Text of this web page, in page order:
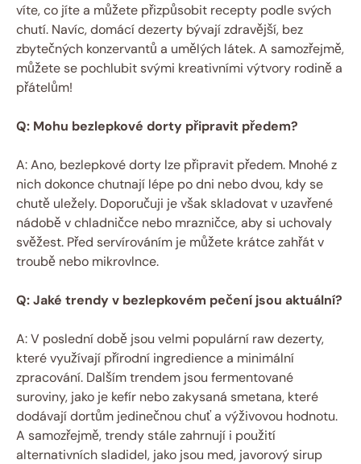
víte, co jíte a můžete přizpůsobit recepty podle svých
chutí. Navíc, domácí dezerty bývají zdravější, bez
zbytečných konzervantů a umělých látek. A samozřejmě,
můžete se pochlubit svými kreativními výtvory rodině a
přátelům!
Q: Mohu bezlepkové dorty připravit předem?
A: Ano, bezlepkové dorty lze připravit předem. Mnohé z
nich dokonce chutnají lépe po dni nebo dvou, kdy se
chutě uležely. Doporučuji je však skladovat v uzavřené
nádobě v chladničce nebo mrazničce, aby si uchovaly
svěžest. Před servírováním je můžete krátce zahřát v
troubě nebo mikrovlnce.
Q: Jaké trendy v bezlepkovém pečení jsou aktuální?
A: V poslední době jsou velmi populární raw dezerty,
které využívají přírodní ingredience a minimální
zpracování. Dalším trendem jsou fermentované
suroviny, jako je kefír nebo zakysaná smetana, které
dodávají dortům jedinečnou chuť a výživovou hodnotu.
A samozřejmě, trendy stále zahrnují i použití
alternativních sladidel, jako jsou med, javorový sirup